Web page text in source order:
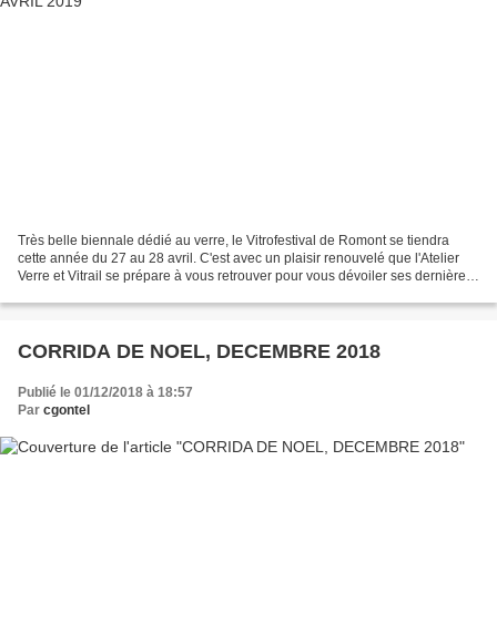
Très belle biennale dédié au verre, le Vitrofestival de Romont se tiendra
cette année du 27 au 28 avril. C'est avec un plaisir renouvelé que l'Atelier
Verre et Vitrail se prépare à vous retrouver pour vous dévoiler ses dernières
CORRIDA DE NOEL, DECEMBRE 2018
Publié le 01/12/2018 à 18:57
Par cgontel